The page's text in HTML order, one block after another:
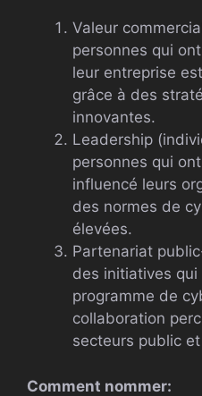
Valeur
personnes qui
leur entreprise
grâce à des
innovantes.
Leadership
personnes qui
influencé leurs
des normes de
élevées.
Partenariat
des initiatives
programme de
collaboration
secteurs public
Comment nommer: